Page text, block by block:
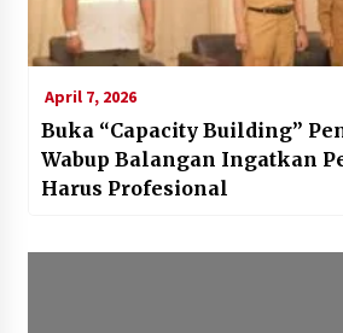
April 7, 2026
Buka “Capacity Building”
Wabup Balangan Ingatkan
Harus Profesional